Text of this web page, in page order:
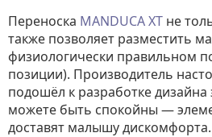
Переноска MANDUCAXT не
также позволяет разместить
физиологически правильном
позиции). Производитель
подошёл к разработке дизайна
можете быть спокойны —
доставят малышу